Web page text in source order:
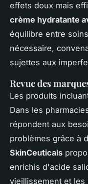
effets doux mais
crème hydratante
équilibre entre
nécessaire,
sujettes aux
Revue des
Les produits
Dans les
répondent aux
problèmes grâce à
SkinCeuticals
enrichis d'acide
vieillissement et les